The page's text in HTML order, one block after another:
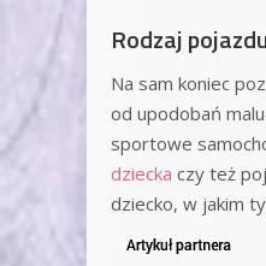
Rodzaj
Na sam koniec
od upodobań
sportowe
dziecka czy też
dziecko, w jakim